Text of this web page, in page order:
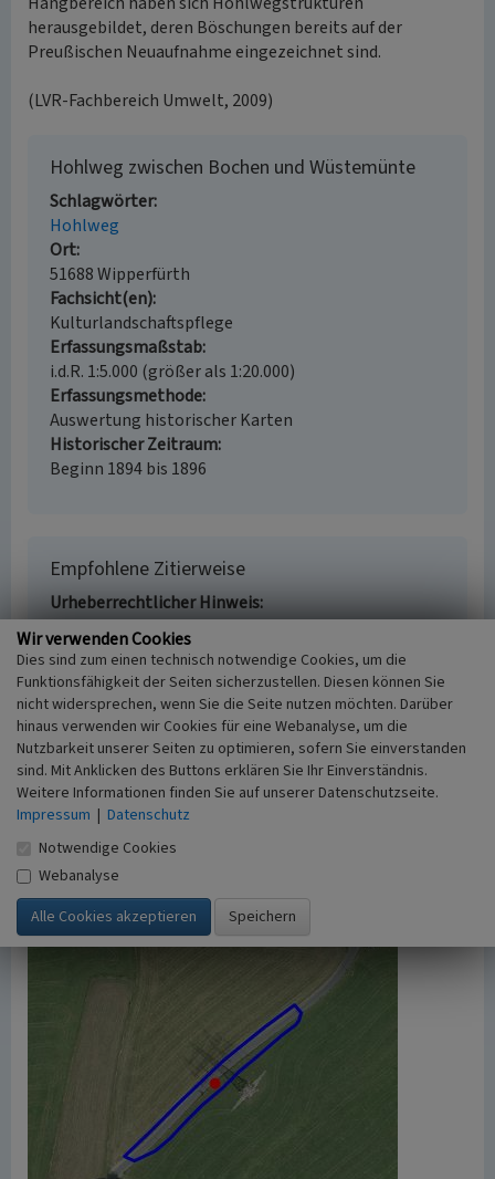
herausgebildet, deren Böschungen bereits auf der
Preußischen Neuaufnahme eingezeichnet sind.
(LVR-Fachbereich Umwelt, 2009)
Hohlweg zwischen Bochen und Wüstemünte
Schlagwörter
Hohlweg
Ort
51688 Wipperfürth
Fachsicht(en)
Kulturlandschaftspflege
Erfassungsmaßstab
i.d.R. 1:5.000 (größer als 1:20.000)
Erfassungsmethode
Auswertung historischer Karten
Historischer Zeitraum
Beginn 1894 bis 1896
Empfohlene Zitierweise
Urheberrechtlicher Hinweis
Der hier präsentierte Inhalt ist urheberrechtlich
geschützt. Die angezeigten Medien unterliegen
möglicherweise zusätzlichen urheberrechtlichen
Bedingungen, die an diesen ausgewiesen sind.
Empfohlene Zitierweise
„Hohlweg zwischen Bochen und Wüstemünte”. In:
KuLaDig, Kultur.Landschaft.Digital. URL:
https://www.kuladig.de/Objektansicht/A-NF-
20090421-0004(Abgerufen: 8. August 2026)
Wir verwenden Cookies
Dies sind zum einen technisch notwendige Cookies, um die
Funktionsfähigkeit der Seiten sicherzustellen. Diesen können Sie
nicht widersprechen, wenn Sie die Seite nutzen möchten. Darüber
hinaus verwenden wir Cookies für eine Webanalyse, um die
Nutzbarkeit unserer Seiten zu optimieren, sofern Sie einverstanden
sind. Mit Anklicken des Buttons erklären Sie Ihr Einverständnis.
Weitere Informationen finden Sie auf unserer Datenschutzseite.
Impressum | Datenschutz
Notwendige Cookies
Webanalyse